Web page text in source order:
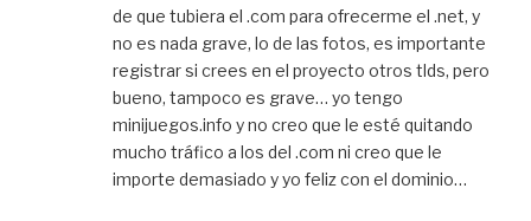
de que tubiera el .com para ofrecerme el .net, y
no es nada grave, lo de las fotos, es importante
registrar si crees en el proyecto otros tlds, pero
bueno, tampoco es grave… yo tengo
minijuegos.info y no creo que le esté quitando
mucho tráfico a los del .com ni creo que le
importe demasiado y yo feliz con el dominio…